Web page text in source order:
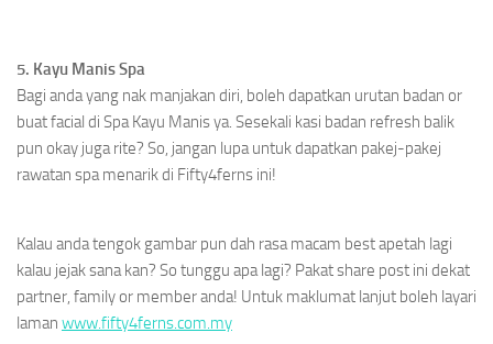
5. Kayu Manis Spa
Bagi anda yang nak manjakan diri, boleh dapatkan urutan badan or
buat facial di Spa Kayu Manis ya. Sesekali kasi badan refresh balik
pun okay juga rite? So, jangan lupa untuk dapatkan pakej-pakej
rawatan spa menarik di Fifty4ferns ini!
Kalau anda tengok gambar pun dah rasa macam best apetah lagi
kalau jejak sana kan? So tunggu apa lagi? Pakat share post ini dekat
partner, family or member anda! Untuk maklumat lanjut boleh layari
laman www.fifty4ferns.com.my